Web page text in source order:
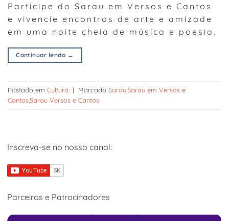
Participe do Sarau em Versos e Cantos
e vivencie encontros de arte e amizade
em uma noite cheia de música e poesia.
Continuar lendo →
Postado em Cultura | Marcado SarauSarau em Versos e
CantosSarau Versos e Cantos
Inscreva-se no nosso canal:
Parceiros e Patrocinadores